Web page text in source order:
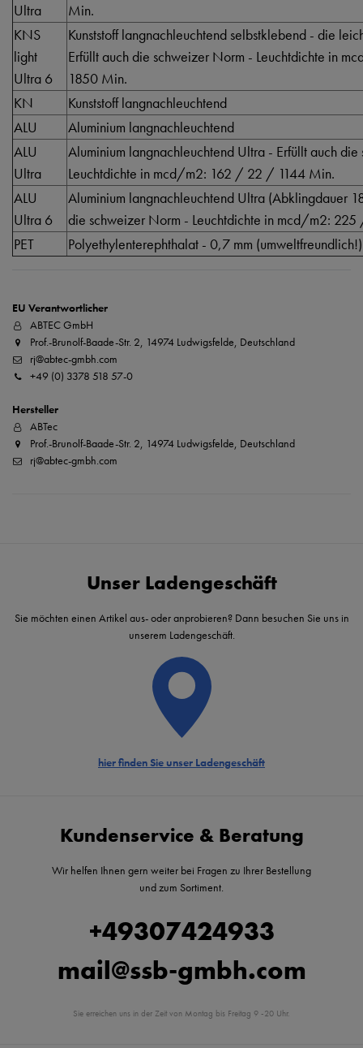
Ultra
Min.
KNS
light
Ultra 6
Kunststoff langnachleuchtend selbstklebend - die
Erfüllt auch die schweizer Norm - Leuchtdichte in
1850 Min.
KN
Kunststoff langnachleuchtend
ALU
Aluminium langnachleuchtend
ALU
Ultra
Aluminium langnachleuchtend Ultra - Erfüllt auch
Leuchtdichte in mcd/m2: 162 / 22 / 1144 Min.
ALU
Ultra 6
Aluminium langnachleuchtend Ultra (Abklingdauer
die schweizer Norm - Leuchtdichte in mcd/m2:
PET
Polyethylenterephthalat - 0,7 mm (umweltfreundlich!)
EU Verantwortlicher
ABTEC GmbH
Prof.-Brunolf-Baade-Str. 2, 14974 Ludwigsfelde, Deutschland
rj@abtec-gmbh.com
+49 (0) 3378 518 57-0
Hersteller
ABTec
Prof.-Brunolf-Baade-Str. 2, 14974 Ludwigsfelde, Deutschland
rj@abtec-gmbh.com
Unser Ladengeschäft
Sie möchten einen Artikel aus- oder anprobieren? Dann besuchen Sie uns in
unserem Ladengeschäft.
hier finden Sie unser Ladengeschäft
Kundenservice & Beratung
Wir helfen Ihnen gern weiter bei Fragen zu Ihrer Bestellung
und zum Sortiment.
+49307424933
mail@ssb-gmbh.com
Sie erreichen uns in der Zeit von Montag bis Freitag 9 -20 Uhr.